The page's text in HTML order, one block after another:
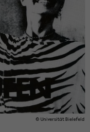
© Uni­ver­si­tät Bie­le­feld